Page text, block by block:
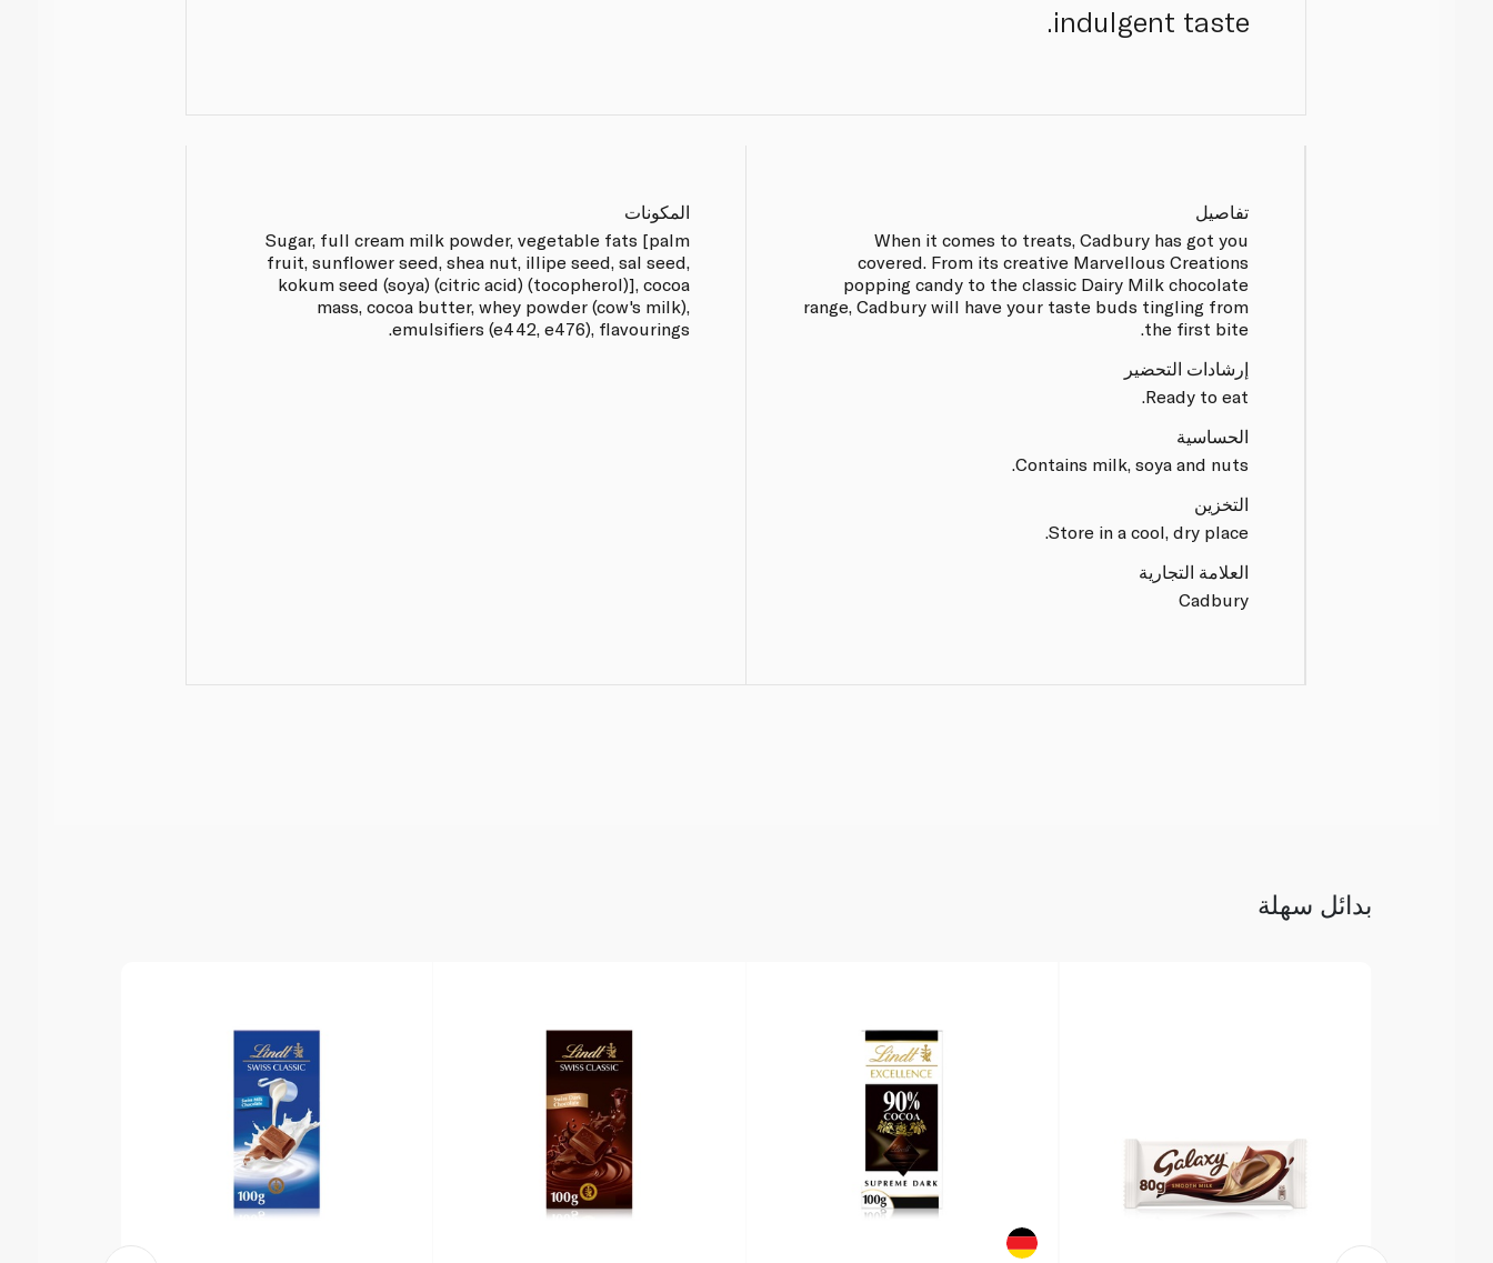
indulgent taste.
تفاصيل
When it comes to treats, Cadbury has got you
covered. From its creative Marvellous Creations
popping candy to the classic Dairy Milk chocolate
range, Cadbury will have your taste buds tingling from
the first bite.
إرشادات التحضير
Ready to eat.
الحساسية
Contains milk, soya and nuts.
التخزين
Store in a cool, dry place.
العلامة التجارية
Cadbury
المكونات
Sugar, full cream milk powder, vegetable fats [palm
fruit, sunflower seed, shea nut, illipe seed, sal seed,
kokum seed (soya) (citric acid) (tocopherol)], cocoa
mass, cocoa butter, whey powder (cow's milk),
emulsifiers (e442, e476), flavourings.
بدائل سهلة